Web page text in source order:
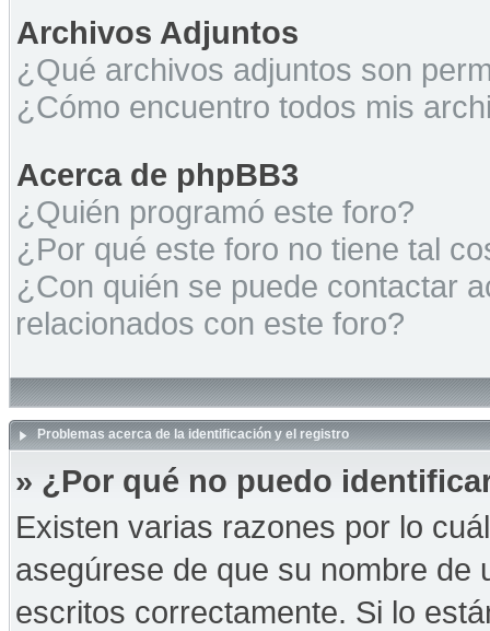
Archivos Adjuntos
¿Qué archivos adjuntos son
¿Cómo encuentro todos mis
Acerca de phpBB3
¿Quién programó este foro?
¿Por qué este foro no tiene tal
¿Con quién se puede contactar
relacionados con este foro?
Problemas acerca de la identificación y el registro
» ¿Por qué no puedo
Existen varias razones por lo
asegúrese de que su nombre
escritos correctamente. Si lo